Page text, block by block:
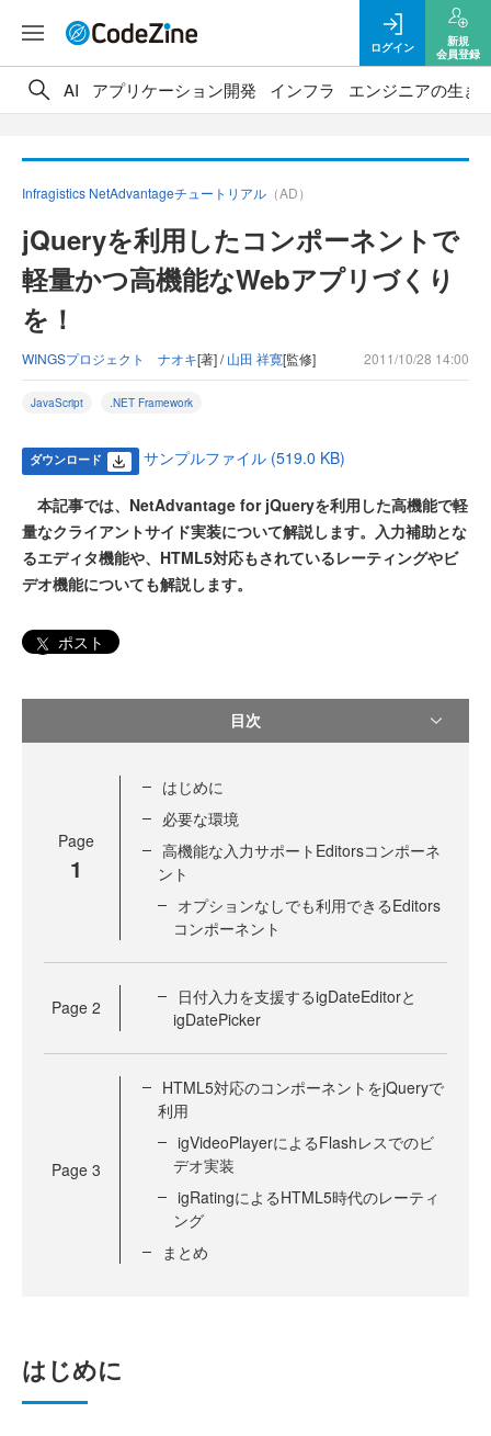
ログイン
新規
会員登録
AI アプリケーション開発 インフラ エンジニアの生き
Infragistics NetAdvantageチュートリアル （AD）
jQueryを利用したコンポーネントで
軽量かつ高機能なWebアプリづくり
を！
WINGSプロジェクト ナオキ[著] /山田 祥寛[監修] 2011/10/28 14:00
JavaScript .NET Framework
ダウンロード サンプルファイル (519.0 KB)
本記事では、NetAdvantage for jQueryを利用した高機能で軽
量なクライアントサイド実装について解説します。入力補助とな
るエディタ機能や、HTML5対応もされているレーティングやビ
デオ機能についても解説します。
ポスト
目次
Page
1
はじめに
必要な環境
高機能な入力サポートEditorsコンポーネ
ント
オプションなしでも利用できるEditors
コンポーネント
Page 2
日付入力を支援するigDateEditorと
igDatePicker
Page 3
HTML5対応のコンポーネントをjQueryで
利用
igVideoPlayerによるFlashレスでのビ
デオ実装
igRatingによるHTML5時代のレーティ
ング
まとめ
はじめに